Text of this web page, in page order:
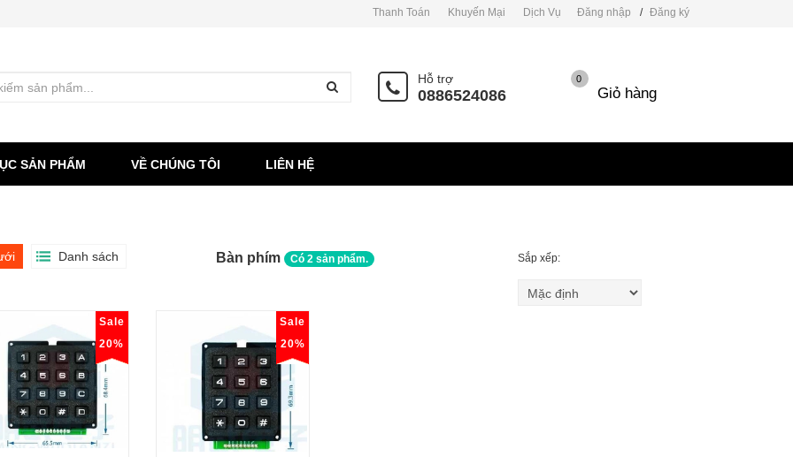
Đăng nhập / Đăng ký
Thanh Toán Khuyến Mại Dịch Vụ
Hỗ trợ
0886524086 Giỏ hàng
0
SẢN PHẨM VỀ CHÚNG TÔI LIÊN HỆ
Danh sách Bàn phím Có 2sản phẩm. Sắp xếp:
Sale
20%
Phím Ma Trận Nhựa
4x4, 16 phím
Sale
20%
Bàn Phím Ma Trận Nhựa
Cứng 4x3, 12 phím